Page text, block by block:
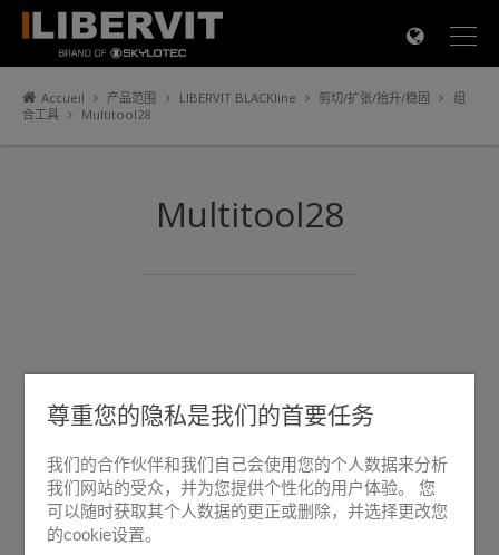
Accueil 产品范围 LIBERVIT BLACKline 剪切/扩张/抬升/稳固
组
合工具
Multitool28
Multitool28
×
尊重您的隐私是我们的首要任务
我们的合作伙伴和我们自己会使用您的个人数据来分析
我们网站的受众，并为您提供个性化的用户体验。 您
可以随时获取其个人数据的更正或删除，并选择更改您
的cookie设置。